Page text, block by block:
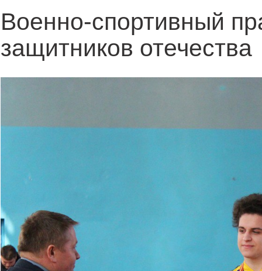
Военно-спортивный
защитников отечества